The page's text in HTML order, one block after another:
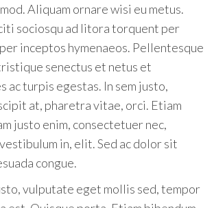
Aliquam ornare wisi eu metus.
sociosqu ad litora torquent per
inceptos hymenaeos. Pellentesque
senectus et netus et
ac turpis egestas. In sem justo,
at, pharetra vitae, orci. Etiam
justo enim, consectetuer nec,
in, elit. Sed ac dolor sit
congue.
vulputate eget mollis sed, tempor